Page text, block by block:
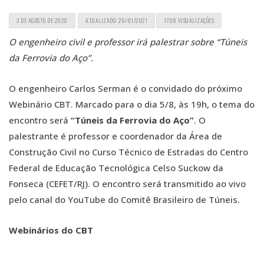
3 DE AGOSTO DE 2020 ATUALIZADO: 26/01/2021 1708 VISUALIZAÇÕES
O engenheiro civil e professor irá palestrar sobre “Túneis
da Ferrovia do Aço”.
O engenheiro Carlos Serman é o convidado do próximo
Webinário CBT. Marcado para o dia 5/8, às 19h, o tema do
encontro será “Túneis da Ferrovia do Aço”. O
palestrante é professor e coordenador da Área de
Construção Civil no Curso Técnico de Estradas do Centro
Federal de Educação Tecnológica Celso Suckow da
Fonseca (CEFET/RJ). O encontro será transmitido ao vivo
pelo canal do YouTube do Comitê Brasileiro de Túneis.
Webinários do CBT